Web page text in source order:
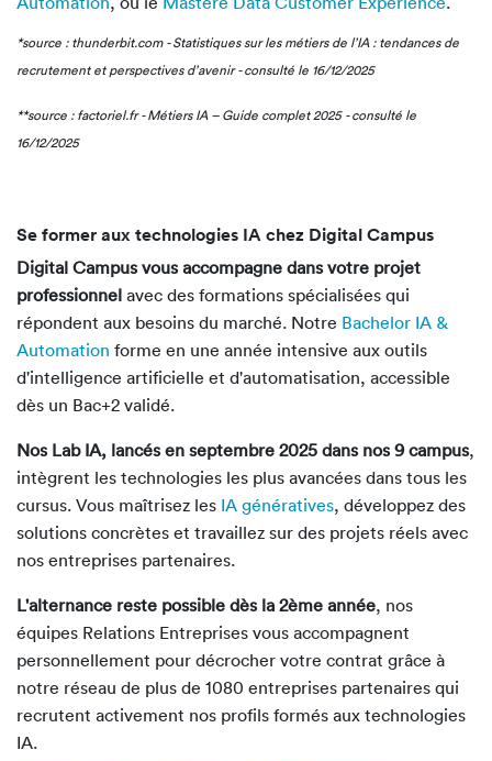
*source : thunderbit.com - Statistiques sur les métiers de l’IA : tendances de
recrutement et perspectives d’avenir - consulté le 16/12/2025
**source : factoriel.fr - Métiers IA – Guide complet 2025 - consulté le
16/12/2025
Se former aux technologies IA chez Digital Campus
Digital Campus vous accompagne dans votre projet
professionnel avec des formations spécialisées qui
répondent aux besoins du marché. Notre Bachelor IA &
Automation forme en une année intensive aux outils
d'intelligence artificielle et d'automatisation, accessible
dès un Bac+2 validé.
Nos Lab IA, lancés en septembre 2025 dans nos 9 campus,
intègrent les technologies les plus avancées dans tous les
cursus. Vous maîtrisez les IA génératives, développez des
solutions concrètes et travaillez sur des projets réels avec
nos entreprises partenaires.
L'alternance reste possible dès la 2ème année, nos
équipes Relations Entreprises vous accompagnent
personnellement pour décrocher votre contrat grâce à
notre réseau de plus de 1080 entreprises partenaires qui
recrutent activement nos profils formés aux technologies
IA.